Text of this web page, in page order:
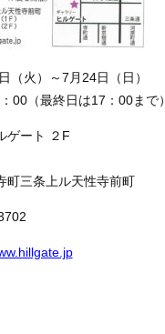
（火）～7月24日（日）
最終日は17：00まで）
ゲート ２F
条上ル天性寺前町